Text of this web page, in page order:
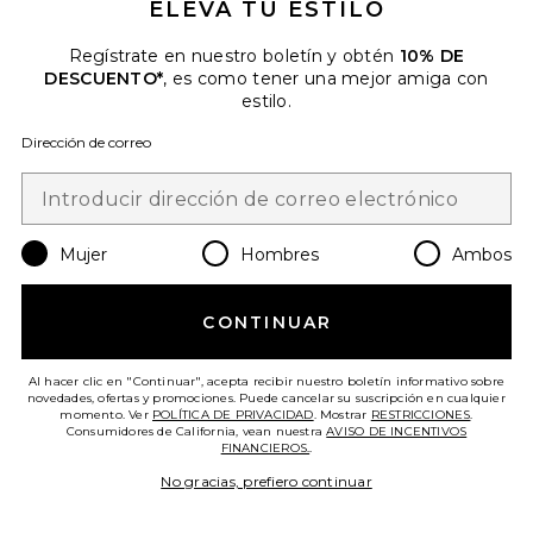
Slim Fit Long Sleeve Turtle Top
ELEVA TU ESTILO
Regístrate en nuestro boletín y obtén 10% DE
DESCUENTO*, es como tener una mejor amiga con
estilo.
Dirección de correo
Mujer Hombres Ambos
CONTINUAR
Al hacer clic en "Continuar", acepta recibir nuestro boletín informativo sobre
novedades, ofertas y promociones. Puede cancelar su suscripción en cualquier
momento. Ver POLÍTICA DE PRIVACIDAD. Mostrar RESTRICCIONES.
Consumidores de California, vean nuestraAVISO DE INCENTIVOS
FINANCIEROS..
No gracias, prefiero continuar